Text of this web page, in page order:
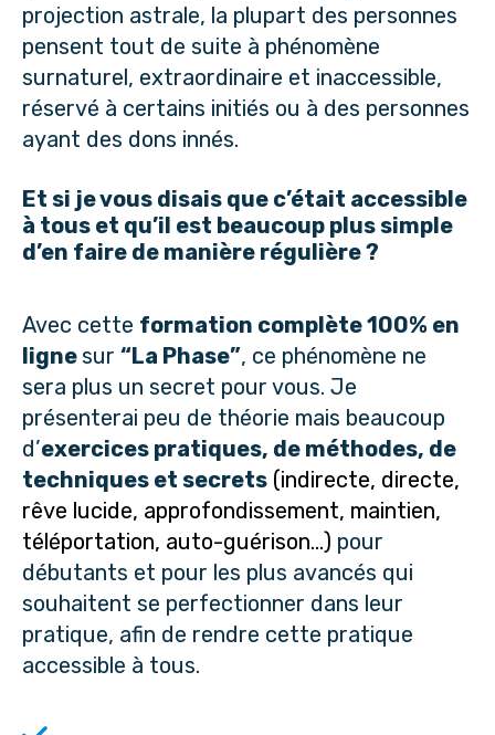
projection astrale, la plupart des personnes
pensent tout de suite à phénomène
surnaturel, extraordinaire et inaccessible,
réservé à certains initiés ou à des personnes
ayant des dons innés.
Et si je vous disais que c’était accessible
à tous et qu’il est beaucoup plus simple
d’en faire de manière régulière ?
Avec cette formation complète 100% en
lignesur “La Phase”, ce phénomène ne
sera plus un secret pour vous. Je
présenterai peu de théorie mais beaucoup
d’exercices pratiques, de méthodes, de
techniques et secrets (indirecte, directe,
rêve lucide, approfondissement, maintien,
téléportation, auto-guérison...) pour
débutants et pour les plus avancés qui
souhaitent se perfectionner dans leur
pratique, afin de rendre cette pratique
accessible à tous.